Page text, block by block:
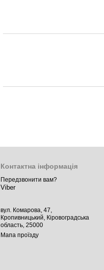
Контактна інформація
Передзвонити вам?
Viber
вул. Комарова, 47,
Кропивницький, Кіровоградська
область, 25000
Мапа проїзду